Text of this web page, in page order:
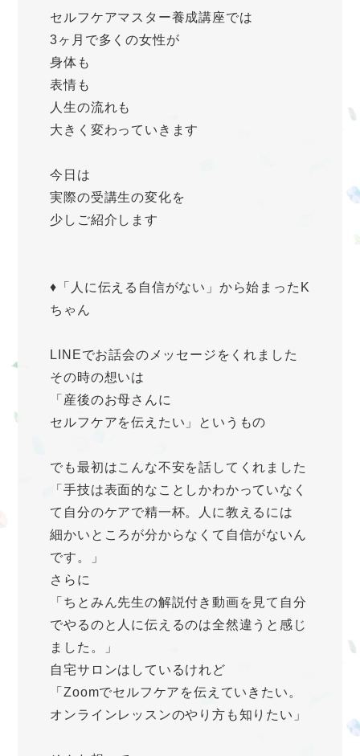
セルフケアマスター養成講座では
3ヶ月で多くの女性が
身体も
表情も
人生の流れも
大きく変わっていきます
今日は
実際の受講生の変化を
少しご紹介します
♦️「人に伝える自信がない」から始まったK
ちゃん
LINEでお話会のメッセージをくれました
その時の想いは
「産後のお母さんに
セルフケアを伝えたい」というもの
でも最初はこんな不安を話してくれました
「手技は表面的なことしかわかっていなく
て自分のケアで精一杯。人に教えるには
細かいところが分からなくて自信がないん
です。」
さらに
「ちとみん先生の解説付き動画を見て自分
でやるのと人に伝えるのは全然違うと感じ
ました。」
自宅サロンはしているけれど
「Zoomでセルフケアを伝えていきたい。
オンラインレッスンのやり方も知りたい」